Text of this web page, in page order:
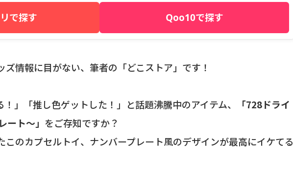
で探す Qoo10で探す
ズ情報に目がない、筆者の「どこストア」です！
」「推し色ゲットした！」と話題沸騰中のアイテム、
「728ドライ
ート〜」 をご存知ですか？
このカプセルトイ、ナンバープレート風のデザインが最高にイケてる